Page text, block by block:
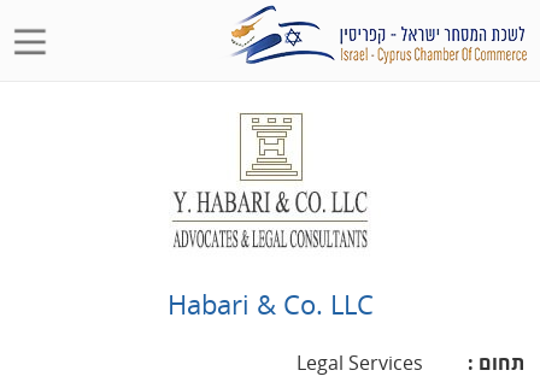
Habari & Co. LLC
תחום :
Legal Services